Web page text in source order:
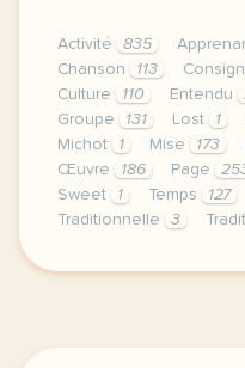
Activité 835
Chanson
113
Culture
110 Entendu
Groupe
131 Lost 1
Michot
1 Mise 173
Œuvre
186 Page
Sweet
1 Temps 127
Traditionnelle
3
continuer sans